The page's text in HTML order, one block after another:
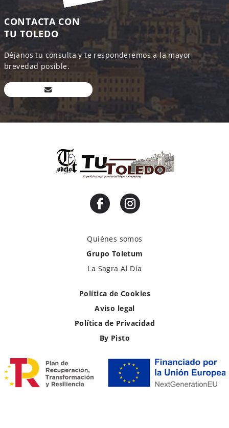
CONTACTA CON
TU TOLEDO
Déjanos tu consulta y te responderemos a la mayor
brevedad posible.
Quiénes somos
Grupo Toletum
La Sagra Al Día
Política de Cookies
Aviso legal
Política de Privacidad
By Pisto